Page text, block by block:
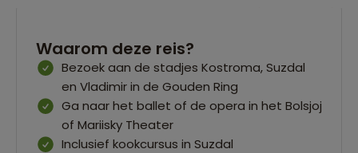
Waarom deze reis?
Bezoek aan de stadjes Kostroma, Suzdal
en Vladimir in de Gouden Ring
Ga naar het ballet of de opera in het Bolsjoj
of Mariisky Theater
Inclusief kookcursus in Suzdal